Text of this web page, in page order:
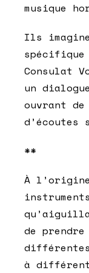
musique
Ils
Consulat
un
ouvrant de
d’écoutes
**
À
de
à